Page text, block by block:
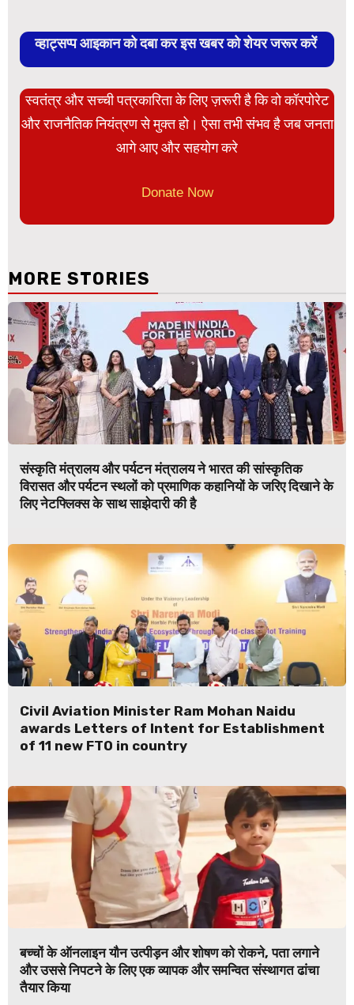
व्हाट्सप्प आइकान को दबा कर इस खबर को शेयर जरूर करें
स्वतंत्र और सच्ची पत्रकारिता के लिए ज़रूरी है कि वो कॉरपोरेट
और राजनैतिक नियंत्रण से मुक्त हो। ऐसा तभी संभव है जब जनता
आगे आए और सहयोग करे
Donate Now
MORE STORIES
संस्कृति मंत्रालय और पर्यटन मंत्रालय ने भारत की सांस्कृतिक
विरासत और पर्यटन स्थलों को प्रमाणिक कहानियों के जरिए दिखाने के
लिए नेटफ्लिक्स के साथ साझेदारी की है
Civil Aviation Minister Ram Mohan Naidu
awards Letters of Intent for Establishment
of 11 new FTO in country
बच्चों के ऑनलाइन यौन उत्पीड़न और शोषण को रोकने, पता लगाने
और उससे निपटने के लिए एक व्यापक और समन्वित संस्थागत ढांचा
तैयार किया